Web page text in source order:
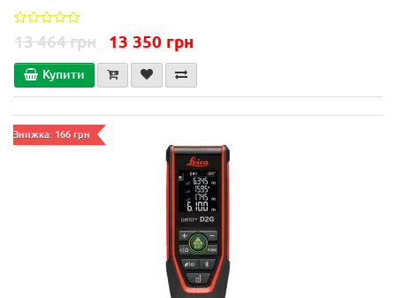
13 464 грн 13 350 грн
Купити
Знижка: 166 грн